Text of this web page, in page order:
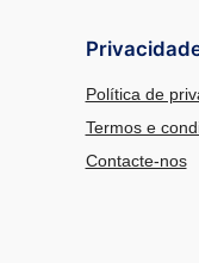
Política de
Termos e
Contacte-nos